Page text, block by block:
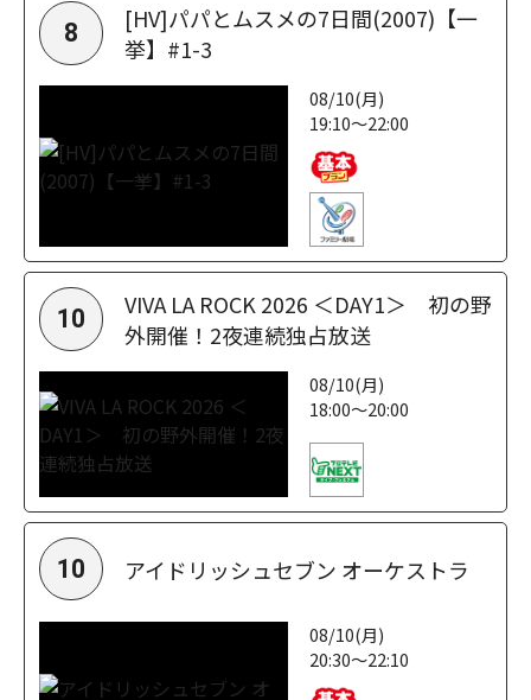
8
[HV]パパとムスメの7日間(2007)【一
挙】#1-3
08/10(月)
19:10～22:00
10
VIVA LA ROCK 2026 ＜DAY1＞ 初の野
外開催！2夜連続独占放送
08/10(月)
18:00～20:00
10 アイドリッシュセブン オーケストラ
08/10(月)
20:30～22:10